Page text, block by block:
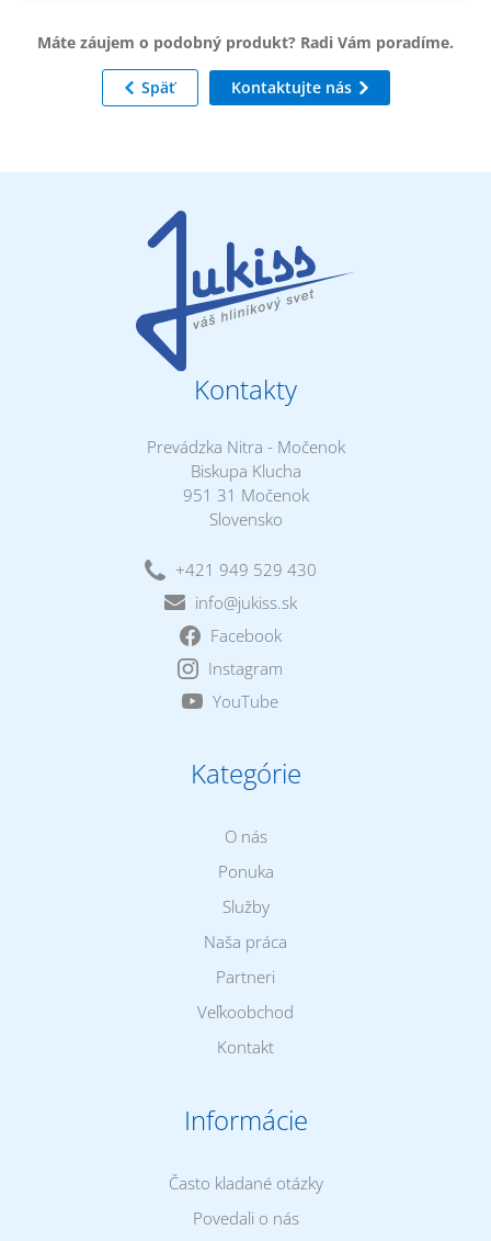
Máte záujem o podobný produkt? Radi Vám poradíme.
Späť Kontaktujte nás
Kontakty
Prevádzka Nitra - Močenok
Biskupa Klucha
951 31 Močenok
Slovensko
+421 949 529 430
info@jukiss.sk
Facebook
Instagram
YouTube
Kategórie
O nás
Ponuka
Služby
Naša práca
Partneri
Veľkoobchod
Kontakt
Informácie
Často kladané otázky
Povedali o nás